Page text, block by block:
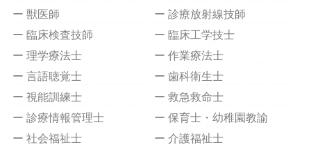
ー 獣医師
ー 診療放射線技師
ー 臨床検査技師
ー 臨床工学技士
ー 理学療法士
ー 作業療法士
ー 言語聴覚士
ー 歯科衛生士
ー 視能訓練士
ー 救急救命士
ー 診療情報管理士
ー 保育士・幼稚園教諭
ー 社会福祉士
ー 介護福祉士